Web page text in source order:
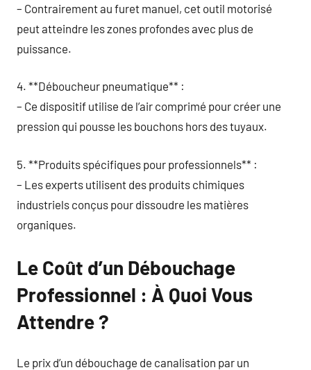
– Contrairement au furet manuel, cet outil motorisé
peut atteindre les zones profondes avec plus de
puissance.
4. **Déboucheur pneumatique** :
– Ce dispositif utilise de l’air comprimé pour créer une
pression qui pousse les bouchons hors des tuyaux.
5. **Produits spécifiques pour professionnels** :
– Les experts utilisent des produits chimiques
industriels conçus pour dissoudre les matières
organiques.
Le Coût d’un Débouchage
Professionnel : À Quoi Vous
Attendre ?
Le prix d’un débouchage de canalisation par un